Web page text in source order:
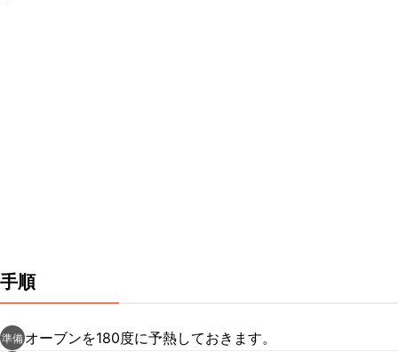
手順
準備 オーブンを180度に予熱しておきます。